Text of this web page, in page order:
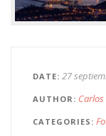
DATE 27
AUTHOR
CATEGORIES